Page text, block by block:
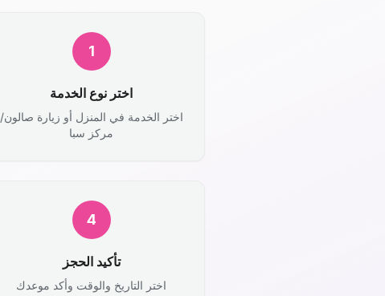
1
اختر نوع الخدمة
اختر الخدمة في المنزل أو زيارة صالون/
مركز سبا
4
تأكيد الحجز
اختر التاريخ والوقت وأكد موعدك